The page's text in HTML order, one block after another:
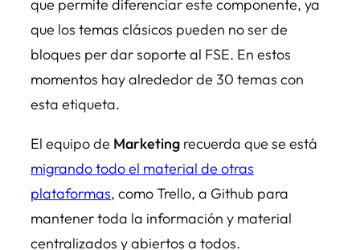
que permite diferenciar este componente, ya
que los temas clásicos pueden no ser de
bloques per dar soporte al FSE. En estos
momentos hay alrededor de 30 temas con
esta etiqueta.
El equipo de Marketing recuerda que se está
migrando todo el material de otras
plataformas, como Trello, a Github para
mantener toda la información y material
centralizados y abiertos a todos.